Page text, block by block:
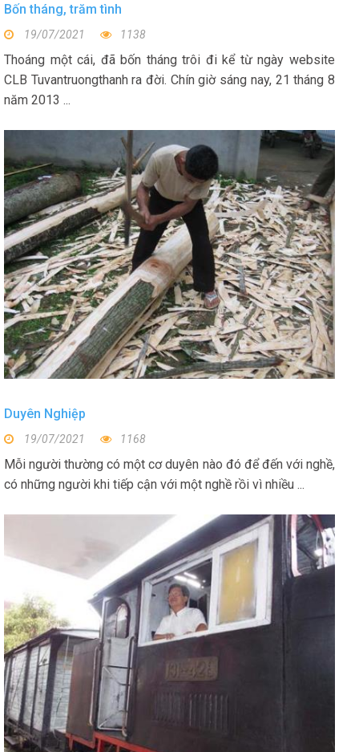
Bốn tháng, trăm tình
19/07/2021 1138
Thoáng một cái, đã bốn tháng trôi đi kể từ ngày website
CLB Tuvantruongthanh ra đời. Chín giờ sáng nay, 21 tháng 8
năm 2013 ...
Duyên Nghiệp
19/07/2021 1168
Mỗi người thường có một cơ duyên nào đó để đến với nghề,
có những người khi tiếp cận với một nghề rồi vì nhiều ...